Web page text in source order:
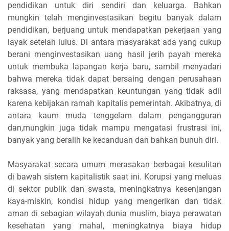
pendidikan untuk diri sendiri dan keluarga. Bahkan
mungkin telah menginvestasikan begitu banyak dalam
pendidikan, berjuang untuk mendapatkan pekerjaan yang
layak setelah lulus. Di antara masyarakat ada yang cukup
berani menginvestasikan uang hasil jerih payah mereka
untuk membuka lapangan kerja baru, sambil menyadari
bahwa mereka tidak dapat bersaing dengan perusahaan
raksasa, yang mendapatkan keuntungan yang tidak adil
karena kebijakan ramah kapitalis pemerintah. Akibatnya, di
antara kaum muda tenggelam dalam pengangguran
dan,mungkin juga tidak mampu mengatasi frustrasi ini,
banyak yang beralih ke kecanduan dan bahkan bunuh diri.
Masyarakat secara umum merasakan berbagai kesulitan
di bawah sistem kapitalistik saat ini. Korupsi yang meluas
di sektor publik dan swasta, meningkatnya kesenjangan
kaya-miskin, kondisi hidup yang mengerikan dan tidak
aman di sebagian wilayah dunia muslim, biaya perawatan
kesehatan yang mahal, meningkatnya biaya hidup